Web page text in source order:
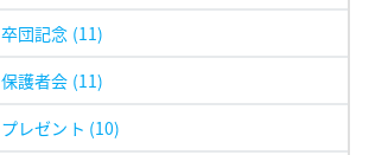
卒団記念 (11)
保護者会 (11)
プレゼント (10)